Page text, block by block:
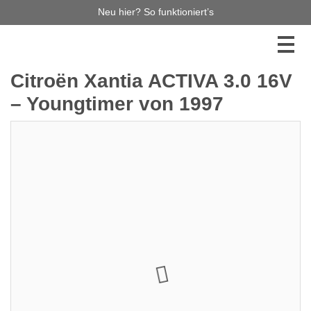
Citroën Xantia ACTIVA 3.0 16V
– Youngtimer von 1997
Traumauto bereits dabei! Verpassen Sie keinen
Neu hier? So funktioniert’s